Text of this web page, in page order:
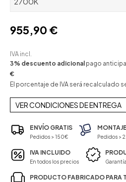
955,90 €
IVA incl.
3% descuento adicional pago
€
El porcentaje de IVA será recalculado
VER CONDICIONES DE ENTREGA
ENVÍO GRATIS
Pedidos > 150€ Pedidos >
IVA INCLUIDO
En todos los precios
PRODUCTO FABRICADO PARA